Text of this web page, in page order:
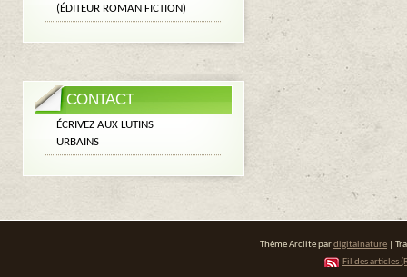
(ÉDITEUR ROMAN FICTION)
CONTACT
ÉCRIVEZ AUX LUTINS
URBAINS
Thème Arclite pardigitalnature |
Fil des articles